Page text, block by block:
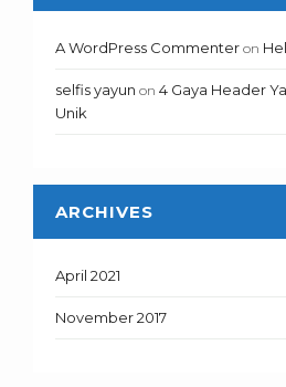
A WordPress Commenter on
selfis yayun on 4 Gaya Header
Unik
ARCHIVES
April 2021
November 2017